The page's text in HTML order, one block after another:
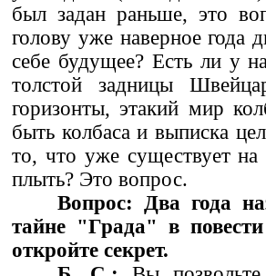
был задан раньше, это
голову уже наверное года
себе будущее? Есть ли у
толстой задницы
горизонты, этакий мир
быть колбаса и выписка
то, что уже существует
плыть? Это вопрос.
Вопрос: Два года
тайне "Града" в
откройте секрет.